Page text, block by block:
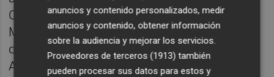
Cuenca fue designado en diciembre por
Mazón como asesor de su oficina de apoyo,
que se encuentra situada en la ciudad de
Alicante.
anuncios y contenido personalizados, medir
anuncios y contenido, obtener información
sobre la audiencia y mejorar los servicios.
Proveedores de terceros (1913) también
pueden procesar sus datos para estos y